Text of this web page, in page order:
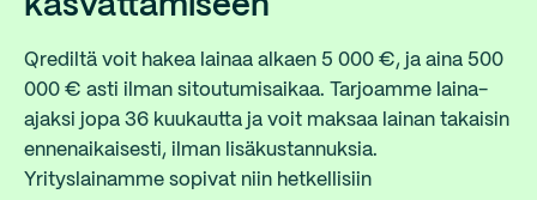
kasvattamiseen
Qrediltä voit hakea lainaa alkaen 5 000 €, ja aina 500
000 € asti ilman sitoutumisaikaa. Tarjoamme laina-
ajaksi jopa 36 kuukautta ja voit maksaa lainan takaisin
ennenaikaisesti, ilman lisäkustannuksia.
Yrityslainamme sopivat niin hetkellisiin